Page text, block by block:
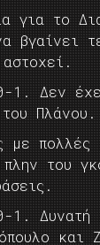
για το
βγαίνει
1. Δεν
Πλάνου.
με πολλές
του
1. Δυνατή
και